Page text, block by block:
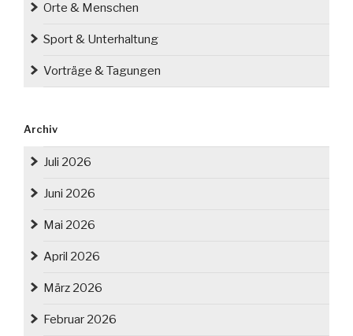
Orte & Menschen
Sport & Unterhaltung
Vorträge & Tagungen
Archiv
Juli 2026
Juni 2026
Mai 2026
April 2026
März 2026
Februar 2026